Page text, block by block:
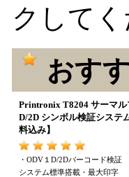
クして
おす
Printronix T8204 サーマル
D/2D シンボル検証システ
料込み】
・ ODV１D/2Dバーコード検証
システム標準搭載 ・ 最大印字